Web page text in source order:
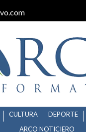
CULTURA DEPORTE
ARCO NOTICIERO